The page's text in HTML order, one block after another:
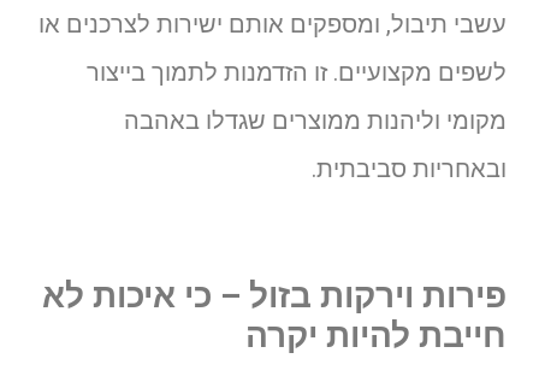
עשבי תיבול, ומספקים אותם ישירות לצרכנים או
לשפים מקצועיים. זו הזדמנות לתמוך בייצור
מקומי וליהנות ממוצרים שגדלו באהבה
ובאחריות סביבתית.
פירות וירקות בזול – כי איכות לא
חייבת להיות יקרה